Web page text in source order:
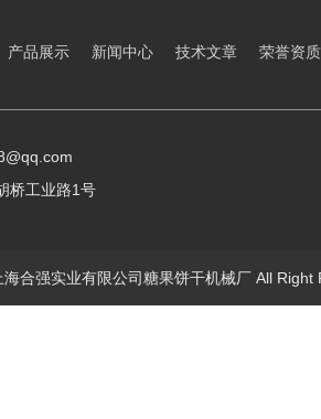
产品展示 新闻中心 技术文章 荣誉资质
桥工业路1号
合强实业有限公司糖果饼干机械厂 All